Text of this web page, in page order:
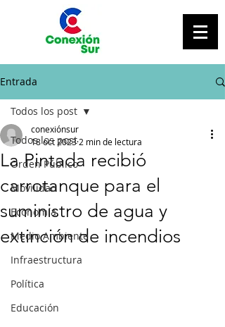
Entrada
Todos los post
Orden Público
Movilidad
Economía
Medio Ambiente
Infraestructura
Política
Educación
Todos los post
La Pintada recibió
carrotanque para el
suministro de agua y
extinción de incendios
conexiónsur
18 oct 2023 2 min de lectura